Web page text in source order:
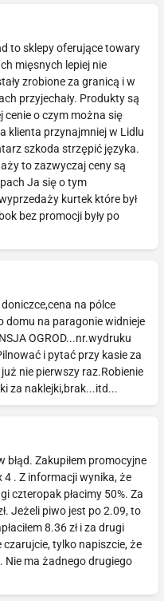
to sklepy oferujące towary
mięsnych lepiej nie
zrobione za granicą i w
przyjechały. Produkty są
cenie o czym można się
klienta przynajmniej w Lidlu
szkoda strzępić języka.
to zazwyczaj ceny są
Ja się o tym
kurtek które był
bez promocji były po
na pólce
domu na paragonie widnieje
OGROD...nr.wydruku
i pytać przy kasie za
nie pierwszy raz.Robienie
za naklejki,brak...itd...
Zakupiłem promocyjne
4 . Z informacji wynika, że
czteropak płacimy 50%. Za
Jeżeli piwo jest po 2.09, to
8.36 zł i za drugi
czarujcie, tylko napiszcie, że
Nie ma żadnego drugiego